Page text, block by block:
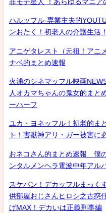
非モテ星人 ！あらゆるマニア
ハルッフル-専業主夫的
ンおたく！初老人の介護生活
アニゲタレスト（元祖！ア
ナベ的まとめ速報
火浦のシネマッフル映画
人オカマちゃんの鬼女的まと
ーハーフ
ユカ・ヨネッフル！初老的ま
ト！害獣神アリ・ガー被害に
おネコさん的まとめ速報 僕
ンタルメンヘラ電波中年アル
スケバン！デカッフルまっく
供部屋おじさんヒロシ之古惑
げMAX！デカいは正義刑事編